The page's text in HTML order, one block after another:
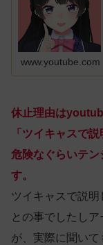
www.youtube.com
休止理由は
「ツイキャスで
危険なぐらいテ
す。
ツイキャスで説
との事でしたし
が、実際に聞いて